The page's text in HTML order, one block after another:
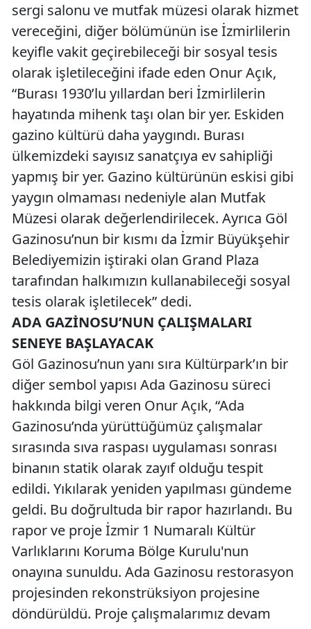
sergi salonu ve mutfak müzesi olarak hizmet
vereceğini, diğer bölümünün ise İzmirlilerin
keyifle vakit geçirebileceği bir sosyal tesis
olarak işletileceğini ifade eden Onur Açık,
“Burası 1930’lu yıllardan beri İzmirlilerin
hayatında mihenk taşı olan bir yer. Eskiden
gazino kültürü daha yaygındı. Burası
ülkemizdeki sayısız sanatçıya ev sahipliği
yapmış bir yer. Gazino kültürünün eskisi gibi
yaygın olmaması nedeniyle alan Mutfak
Müzesi olarak değerlendirilecek. Ayrıca Göl
Gazinosu’nun bir kısmı da İzmir Büyükşehir
Belediyemizin iştiraki olan Grand Plaza
tarafından halkımızın kullanabileceği sosyal
tesis olarak işletilecek” dedi.
ADA GAZİNOSU’NUN ÇALIŞMALARI
SENEYE BAŞLAYACAK
Göl Gazinosu’nun yanı sıra Kültürpark’ın bir
diğer sembol yapısı Ada Gazinosu süreci
hakkında bilgi veren Onur Açık, “Ada
Gazinosu’nda yürüttüğümüz çalışmalar
sırasında sıva raspası uygulaması sonrası
binanın statik olarak zayıf olduğu tespit
edildi. Yıkılarak yeniden yapılması gündeme
geldi. Bu doğrultuda bir rapor hazırlandı. Bu
rapor ve proje İzmir 1 Numaralı Kültür
Varlıklarını Koruma Bölge Kurulu'nun
onayına sunuldu. Ada Gazinosu restorasyon
projesinden rekonstrüksiyon projesine
döndürüldü. Proje çalışmalarımız devam